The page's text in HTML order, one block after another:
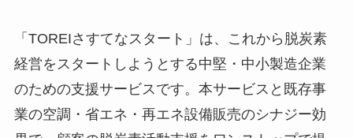
「TOREIさすてなスタート」は、これから脱炭素
経営をスタートしようとする中堅・中小製造企業
のための支援サービスです。本サービスと既存事
業の空調・省エネ・再エネ設備販売のシナジー効